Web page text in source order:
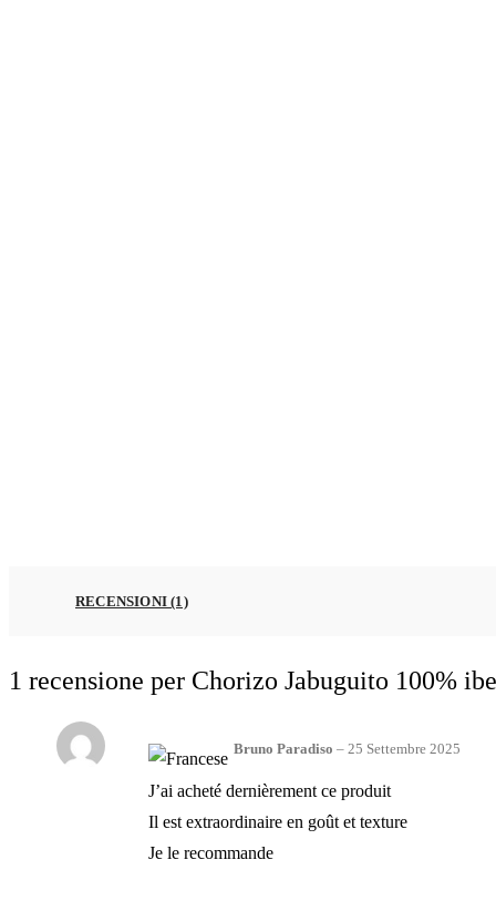
RECENSIONI (1)
1 recensione per Chorizo Jabuguito 100%
Bruno Paradiso – 25 Settembre 2025
J’ai acheté dernièrement ce produit
Il est extraordinaire en goût et texture
Je le recommande